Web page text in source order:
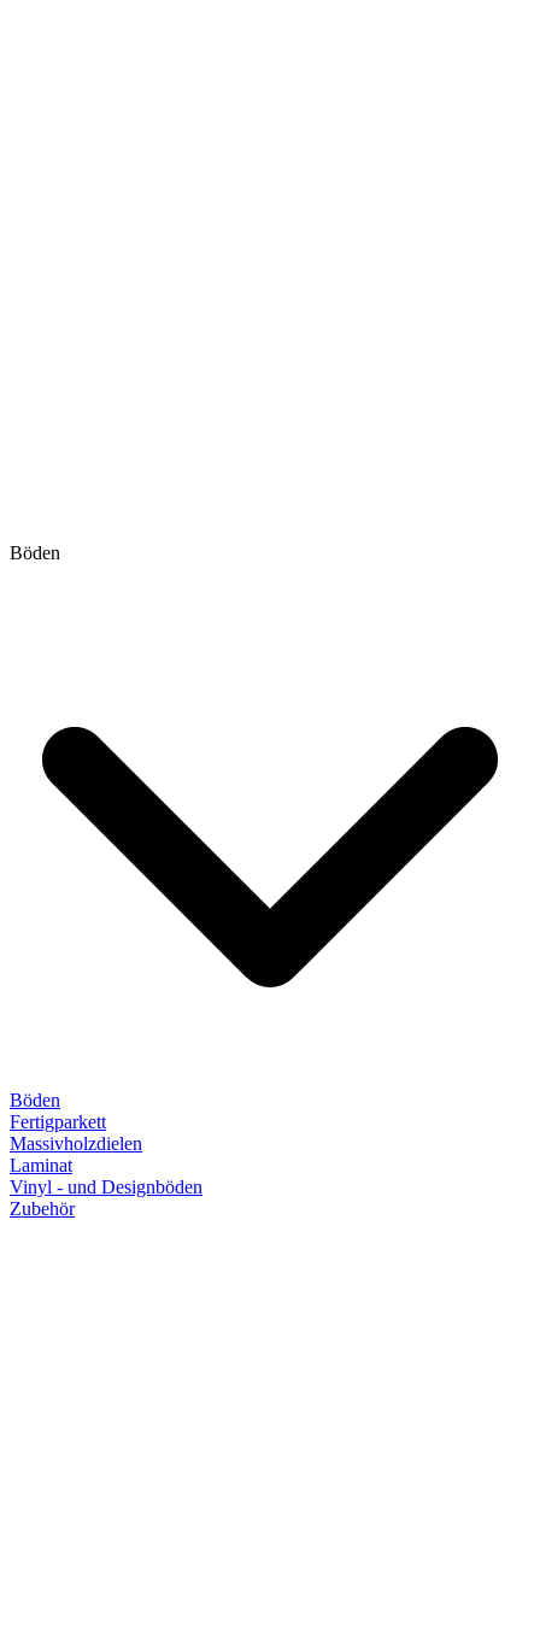
Böden
Böden
Fertigparkett
Massivholzdielen
Laminat
Vinyl - und Designböden
Zubehör